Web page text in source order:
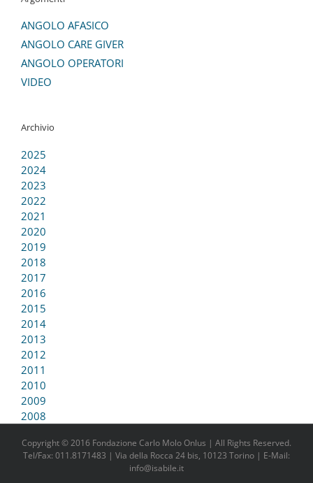
ANGOLO AFASICO
ANGOLO CARE GIVER
ANGOLO OPERATORI
VIDEO
Archivio
2025
2024
2023
2022
2021
2020
2019
2018
2017
2016
2015
2014
2013
2012
2011
2010
2009
2008
Copyright © 2016 Fondazione Carlo Molo Onlus | All Rights Reserved.
Tel/Fax: 011.8171483 | Via della Rocca 24 bis, 10123 Torino | E-Mail:
info@isabile.it